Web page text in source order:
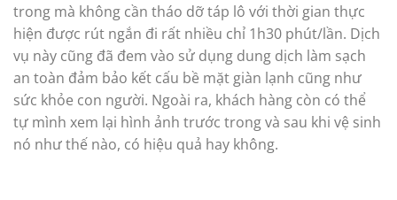
trong mà không cần tháo dỡ táp lô với thời gian thực
hiện được rút ngắn đi rất nhiều chỉ 1h30 phút/lần. Dịch
vụ này cũng đã đem vào sử dụng dung dịch làm sạch
an toàn đảm bảo kết cấu bề mặt giàn lạnh cũng như
sức khỏe con người. Ngoài ra, khách hàng còn có thể
tự mình xem lại hình ảnh trước trong và sau khi vệ sinh
nó như thế nào, có hiệu quả hay không.